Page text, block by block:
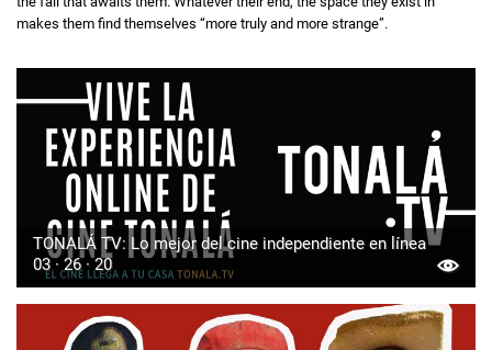
makes them find themselves “more truly and more strange”.
TONALÁ TV: Lo mejor del cine independiente en línea
03 · 26 · 20